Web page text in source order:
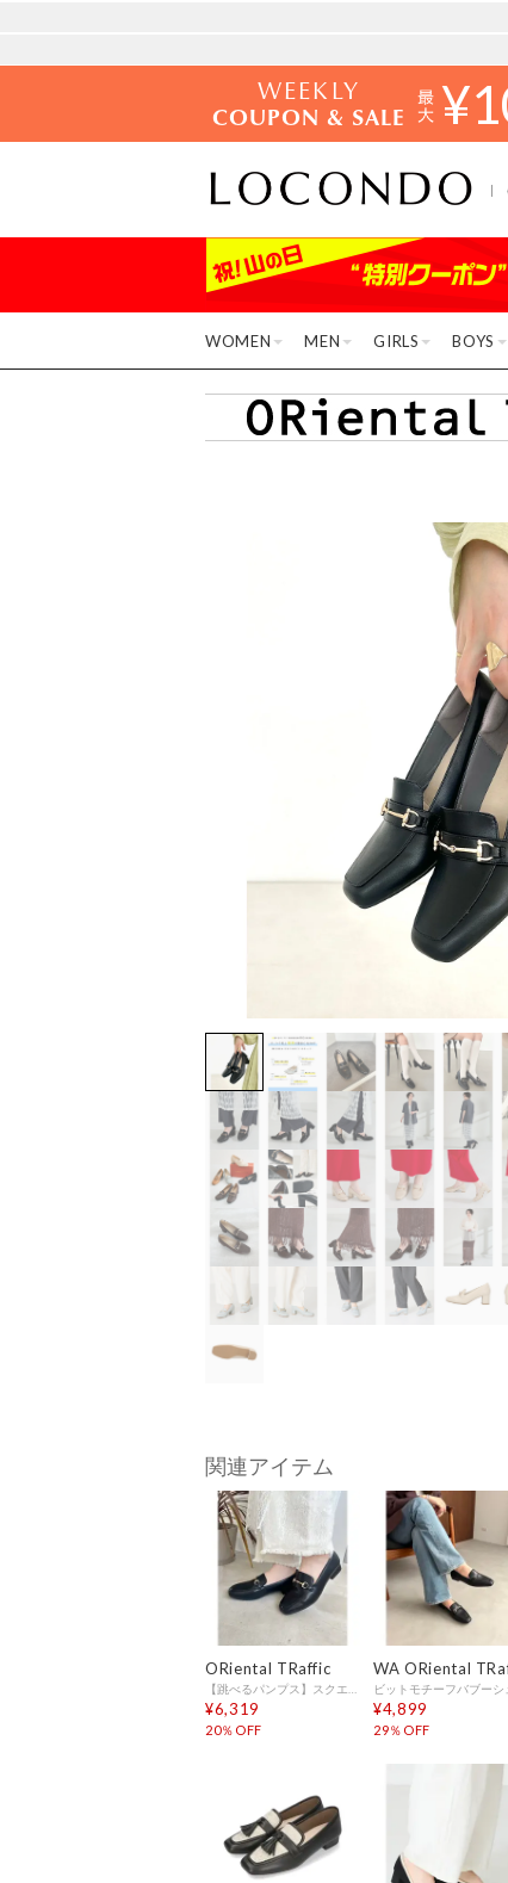
WEEKLY
COUPON & SALE ¥
WOMEN MEN GIRLS BOYS
関連アイテム
ORiental TRaffic
¥6,319
20％OFF
¥4,899
29％OFF